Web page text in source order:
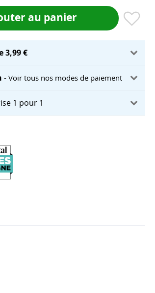
au panier
3,99 €
- Voir tous nos modes de paiement
1 pour 1